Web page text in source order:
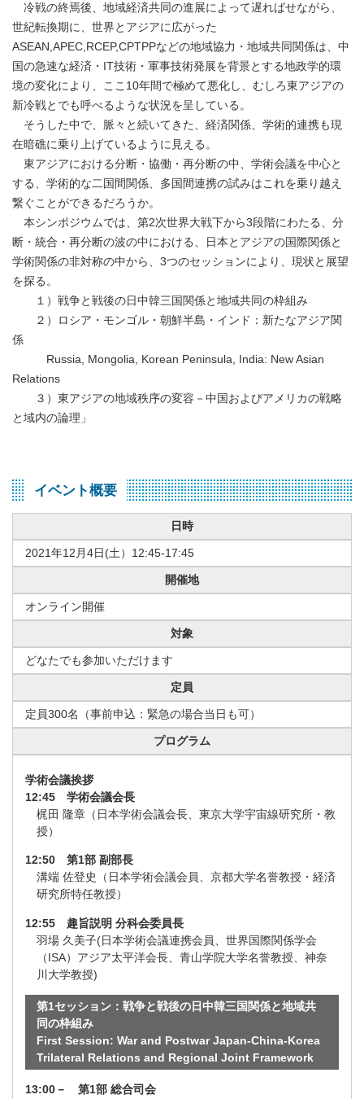
冷戦の終焉後、地域経済共同の進展によって遅ればせながら、
世紀転換期に、世界とアジアに広がった
ASEAN,APEC,RCEP,CPTPPなどの地域協力・地域共同関係は、中
国の急速な経済・IT技術・軍事技術発展を背景とする地政学的環
境の変化により、ここ10年間で極めて悪化し、むしろ東アジアの
新冷戦とでも呼べるような状況を呈している。
そうした中で、脈々と続いてきた、経済関係、学術的連携も現
在暗礁に乗り上げているように見える。
東アジアにおける分断・協働・再分断の中、学術会議を中心と
する、学術的な二国間関係、多国間連携の試みはこれを乗り越え
繋ぐことができるだろうか。
本シンポジウムでは、第2次世界大戦下から3段階にわたる、分
断・統合・再分断の波の中における、日本とアジアの国際関係と
学術関係の非対称の中から、3つのセッションにより、現状と展望
を探る。
１）戦争と戦後の日中韓三国関係と地域共同の枠組み
２）ロシア・モンゴル・朝鮮半島・インド：新たなアジア関
係
Russia, Mongolia, Korean Peninsula, India: New Asian
Relations
３）東アジアの地域秩序の変容－中国およびアメリカの戦略
と域内の論理」
イベント概要
日時
2021年12月4日(土）12:45-17:45
開催地
オンライン開催
対象
どなたでも参加いただけます
定員
定員300名（事前申込：緊急の場合当日も可）
プログラム
学術会議挨拶
12:45 学術会議会長
梶田 隆章（日本学術会議会長、東京大学宇宙線研究所・教
授）
12:50 第1部 副部長
溝端 佐登史（日本学術会議会員、京都大学名誉教授・経済
研究所特任教授）
12:55 趣旨説明 分科会委員長
羽場 久美子(日本学術会議連携会員、世界国際関係学会
（ISA）アジア太平洋会長、青山学院大学名誉教授、神奈
川大学教授)
第1セッション：戦争と戦後の日中韓三国関係と地域共
同の枠組み
First Session: War and Postwar Japan-China-Korea
Trilateral Relations and Regional Joint Framework
13:00－ 第1部 総合司会